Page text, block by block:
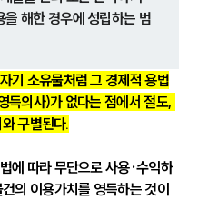
해한 경우에 성립하는 범
기 소유물처럼 그 경제적 용법
득의사)가 없다는 점에서 절도,
구별된다.
에 따라 무단으로 사용·수익하
의 이용가치를 영득하는 것이